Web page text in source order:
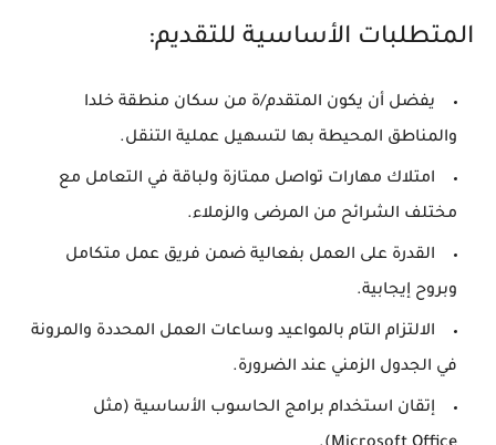
المتطلبات الأساسية للتقديم:
يفضل أن يكون المتقدم/ة من سكان منطقة خلدا
والمناطق المحيطة بها لتسهيل عملية التنقل.
امتلاك مهارات تواصل ممتازة ولباقة في التعامل مع
مختلف الشرائح من المرضى والزملاء.
القدرة على العمل بفعالية ضمن فريق عمل متكامل
وبروح إيجابية.
الالتزام التام بالمواعيد وساعات العمل المحددة والمرونة
في الجدول الزمني عند الضرورة.
إتقان استخدام برامج الحاسوب الأساسية (مثل